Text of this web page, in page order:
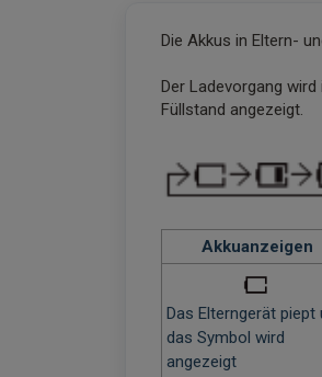
Die Akkus in Eltern-
Der Ladevorgang
Füllstand angezeigt.
Akkuanzeigen
Das Elterngerät piept
das Symbol wird
angezeigt